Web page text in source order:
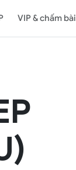
VIP & chấm bài